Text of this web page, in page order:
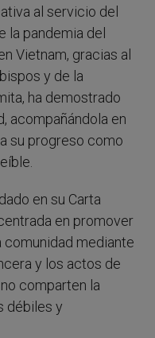
al servicio del
la pandemia del
Vietnam, gracias al
y de la
ha demostrado
acompañándola en
su progreso como
en su Carta
en promover
comunidad mediante
y los actos de
comparten la
débiles y